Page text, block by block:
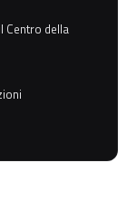
Centro della